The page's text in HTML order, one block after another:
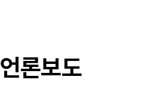
언론보도